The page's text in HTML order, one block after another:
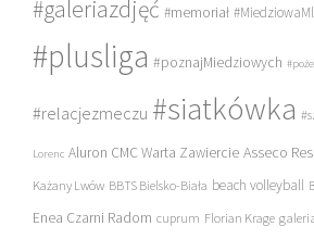
#galeriazdjęć #memoriał
#plusliga #poznajMiedziowych
#relacjezmeczu #siatkówka
Lorenc Aluron CMC Warta Zawiercie Asseco
Każany Lwów BBTS Bielsko-Biała beach volleyball
Enea Czarni Radom cuprum Florian Krage